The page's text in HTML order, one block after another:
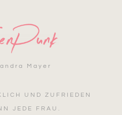
Mayer
UND ZUFRIEDEN
JEDE FRAU.